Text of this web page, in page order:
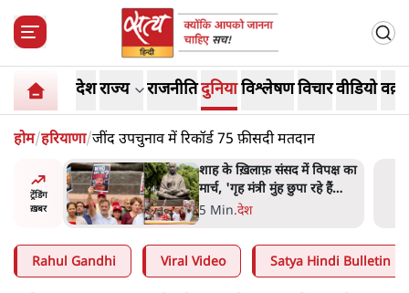
देशराज्य राजनीतिदुनियाविश्लेषणविचारवीडियो
होम/हरियाणा/जींद उपचुनाव में रिकॉर्ड 75 फ़ीसदी मतदान
ट्रेंडिंग
ख़बर
शाह के ख़िलाफ़ संसद में विपक्ष का
मार्च, 'गृह मंत्री मुंह छुपा रहे हैं
क्योंकि वो छात्रों के गुनहगार हैं'
5 Min.देश
Rahul Gandhi Viral Video Satya Hindi Bulletin